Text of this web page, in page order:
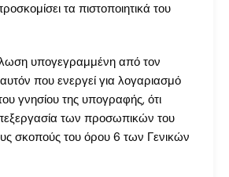
τα πιστοποιητικά του
υπογεγραμμένη από τον
που ενεργεί για λογαριασμό
γνησίου της υπογραφής, ότι
των προσωπικών του
σκοπούς του όρου 6 των Γενικών